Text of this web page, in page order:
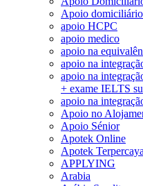
Apoio
apoio HCPC
apoio medico
apoio na
apoio na
apoio na
+ exame IELTS
apoio na
Apoio no
Apoio Sénior
Apotek Online
Apotek Terpercaya
APPLYING
Arabia